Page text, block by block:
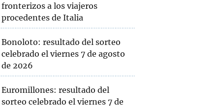
fronterizos a los viajeros
procedentes de Italia
Bonoloto: resultado del sorteo
celebrado el viernes 7 de agosto
de 2026
Euromillones: resultado del
sorteo celebrado el viernes 7 de